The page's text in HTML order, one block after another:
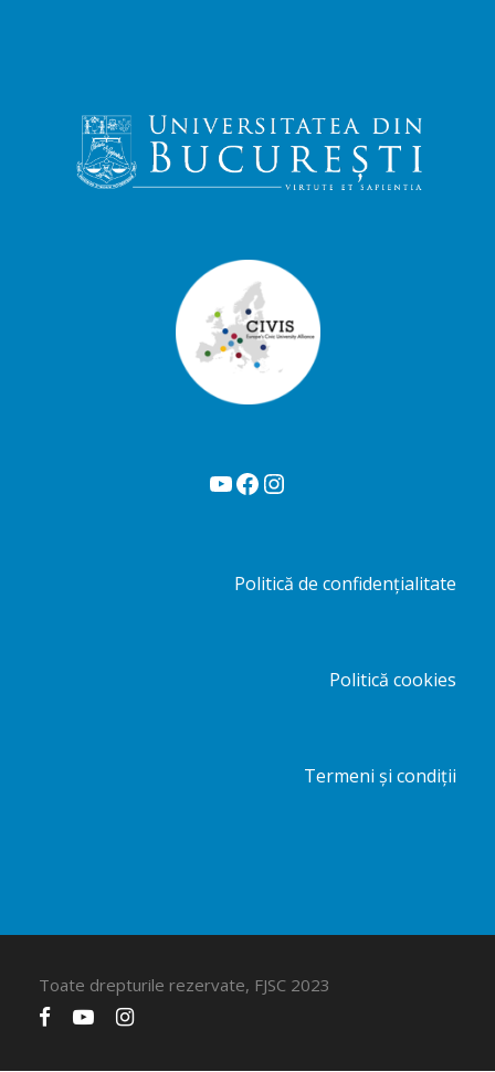
YouTube Facebook Instagram
Politică de confidențialitate
Politică cookies
Termeni și condiții
Toate drepturile rezervate, FJSC 2023